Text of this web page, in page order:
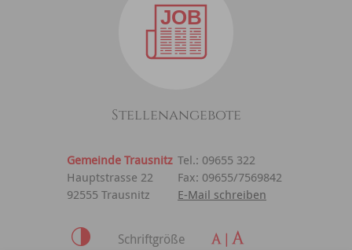
Stellenangebote
Gemeinde Trausnitz Tel.: 09655 322
Hauptstrasse 22
Fax: 09655/7569842
92555 Trausnitz
E-Mail schreiben
Schriftgröße